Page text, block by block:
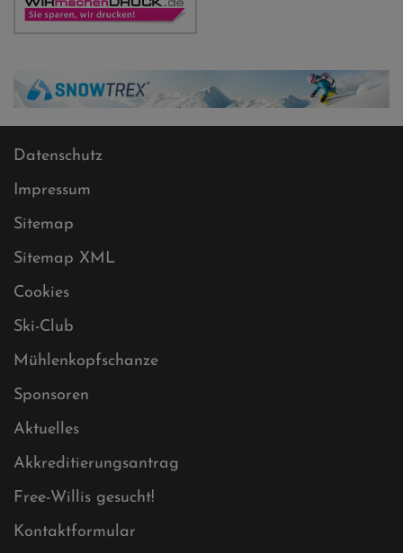
Datenschutz
Impressum
Sitemap
Sitemap XML
Cookies
Ski-Club
Mühlenkopfschanze
Sponsoren
Aktuelles
Akkreditierungsantrag
Free-Willis gesucht!
Kontaktformular